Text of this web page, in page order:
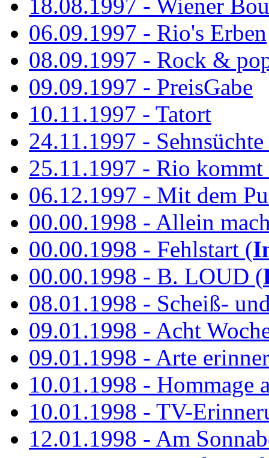
18.08.1997 - Wiener
06.09.1997 - Rio's Erben
08.09.1997 - Rock &
09.09.1997 - PreisGabe
10.11.1997 - Tatort
24.11.1997 -
25.11.1997 - Rio kommt
06.12.1997 - Mit dem
00.00.1998 - Allein
00.00.1998 - Fehlstart (
00.00.1998 - B. LOUD (
08.01.1998 - Scheiß-
09.01.1998 - Acht
09.01.1998 - Arte
10.01.1998 - Hommage
10.01.1998 - TV-
12.01.1998 - Am